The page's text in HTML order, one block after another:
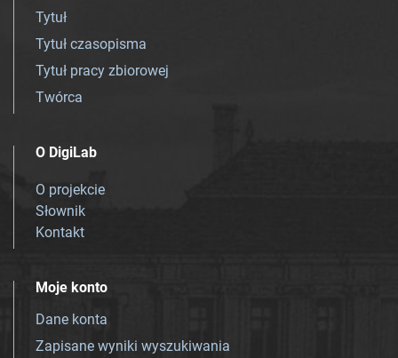
Tytuł
Tytuł czasopisma
Tytuł pracy zbiorowej
Twórca
O DigiLab
O projekcie
Słownik
Kontakt
Moje konto
Dane konta
Zapisane wyniki wyszukiwania